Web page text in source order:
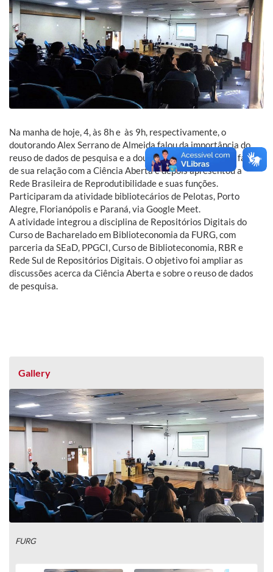
Na manha de hoje, 4, às 8h e às 9h, respectivamente, o
doutorando Alex Serrano de Almeida falou da importância do
reuso de dados de pesquisa e a doutora Eduarda Centeno falou
de sua relação com a Ciência Aberta e depois apresentou a
Rede Brasileira de Reprodutibilidade e suas funções.
Participaram da atividade bibliotecários de Pelotas, Porto
Alegre, Florianópolis e Paraná, via Google Meet.
A atividade integrou a disciplina de Repositórios Digitais do
Curso de Bacharelado em Biblioteconomia da FURG, com
parceria da SEaD, PPGCI, Curso de Biblioteconomia, RBR e
Rede Sul de Repositórios Digitais. O objetivo foi ampliar as
discussões acerca da Ciência Aberta e sobre o reuso de dados
de pesquisa.
Gallery
FURG